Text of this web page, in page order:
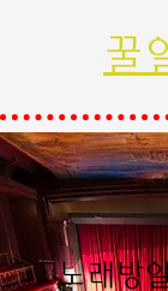
꿀
노래방